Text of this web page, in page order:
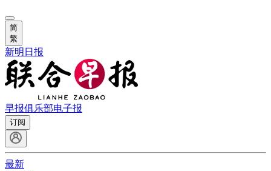
简
繁
新明日报
早报俱乐部电子报
订阅
最新